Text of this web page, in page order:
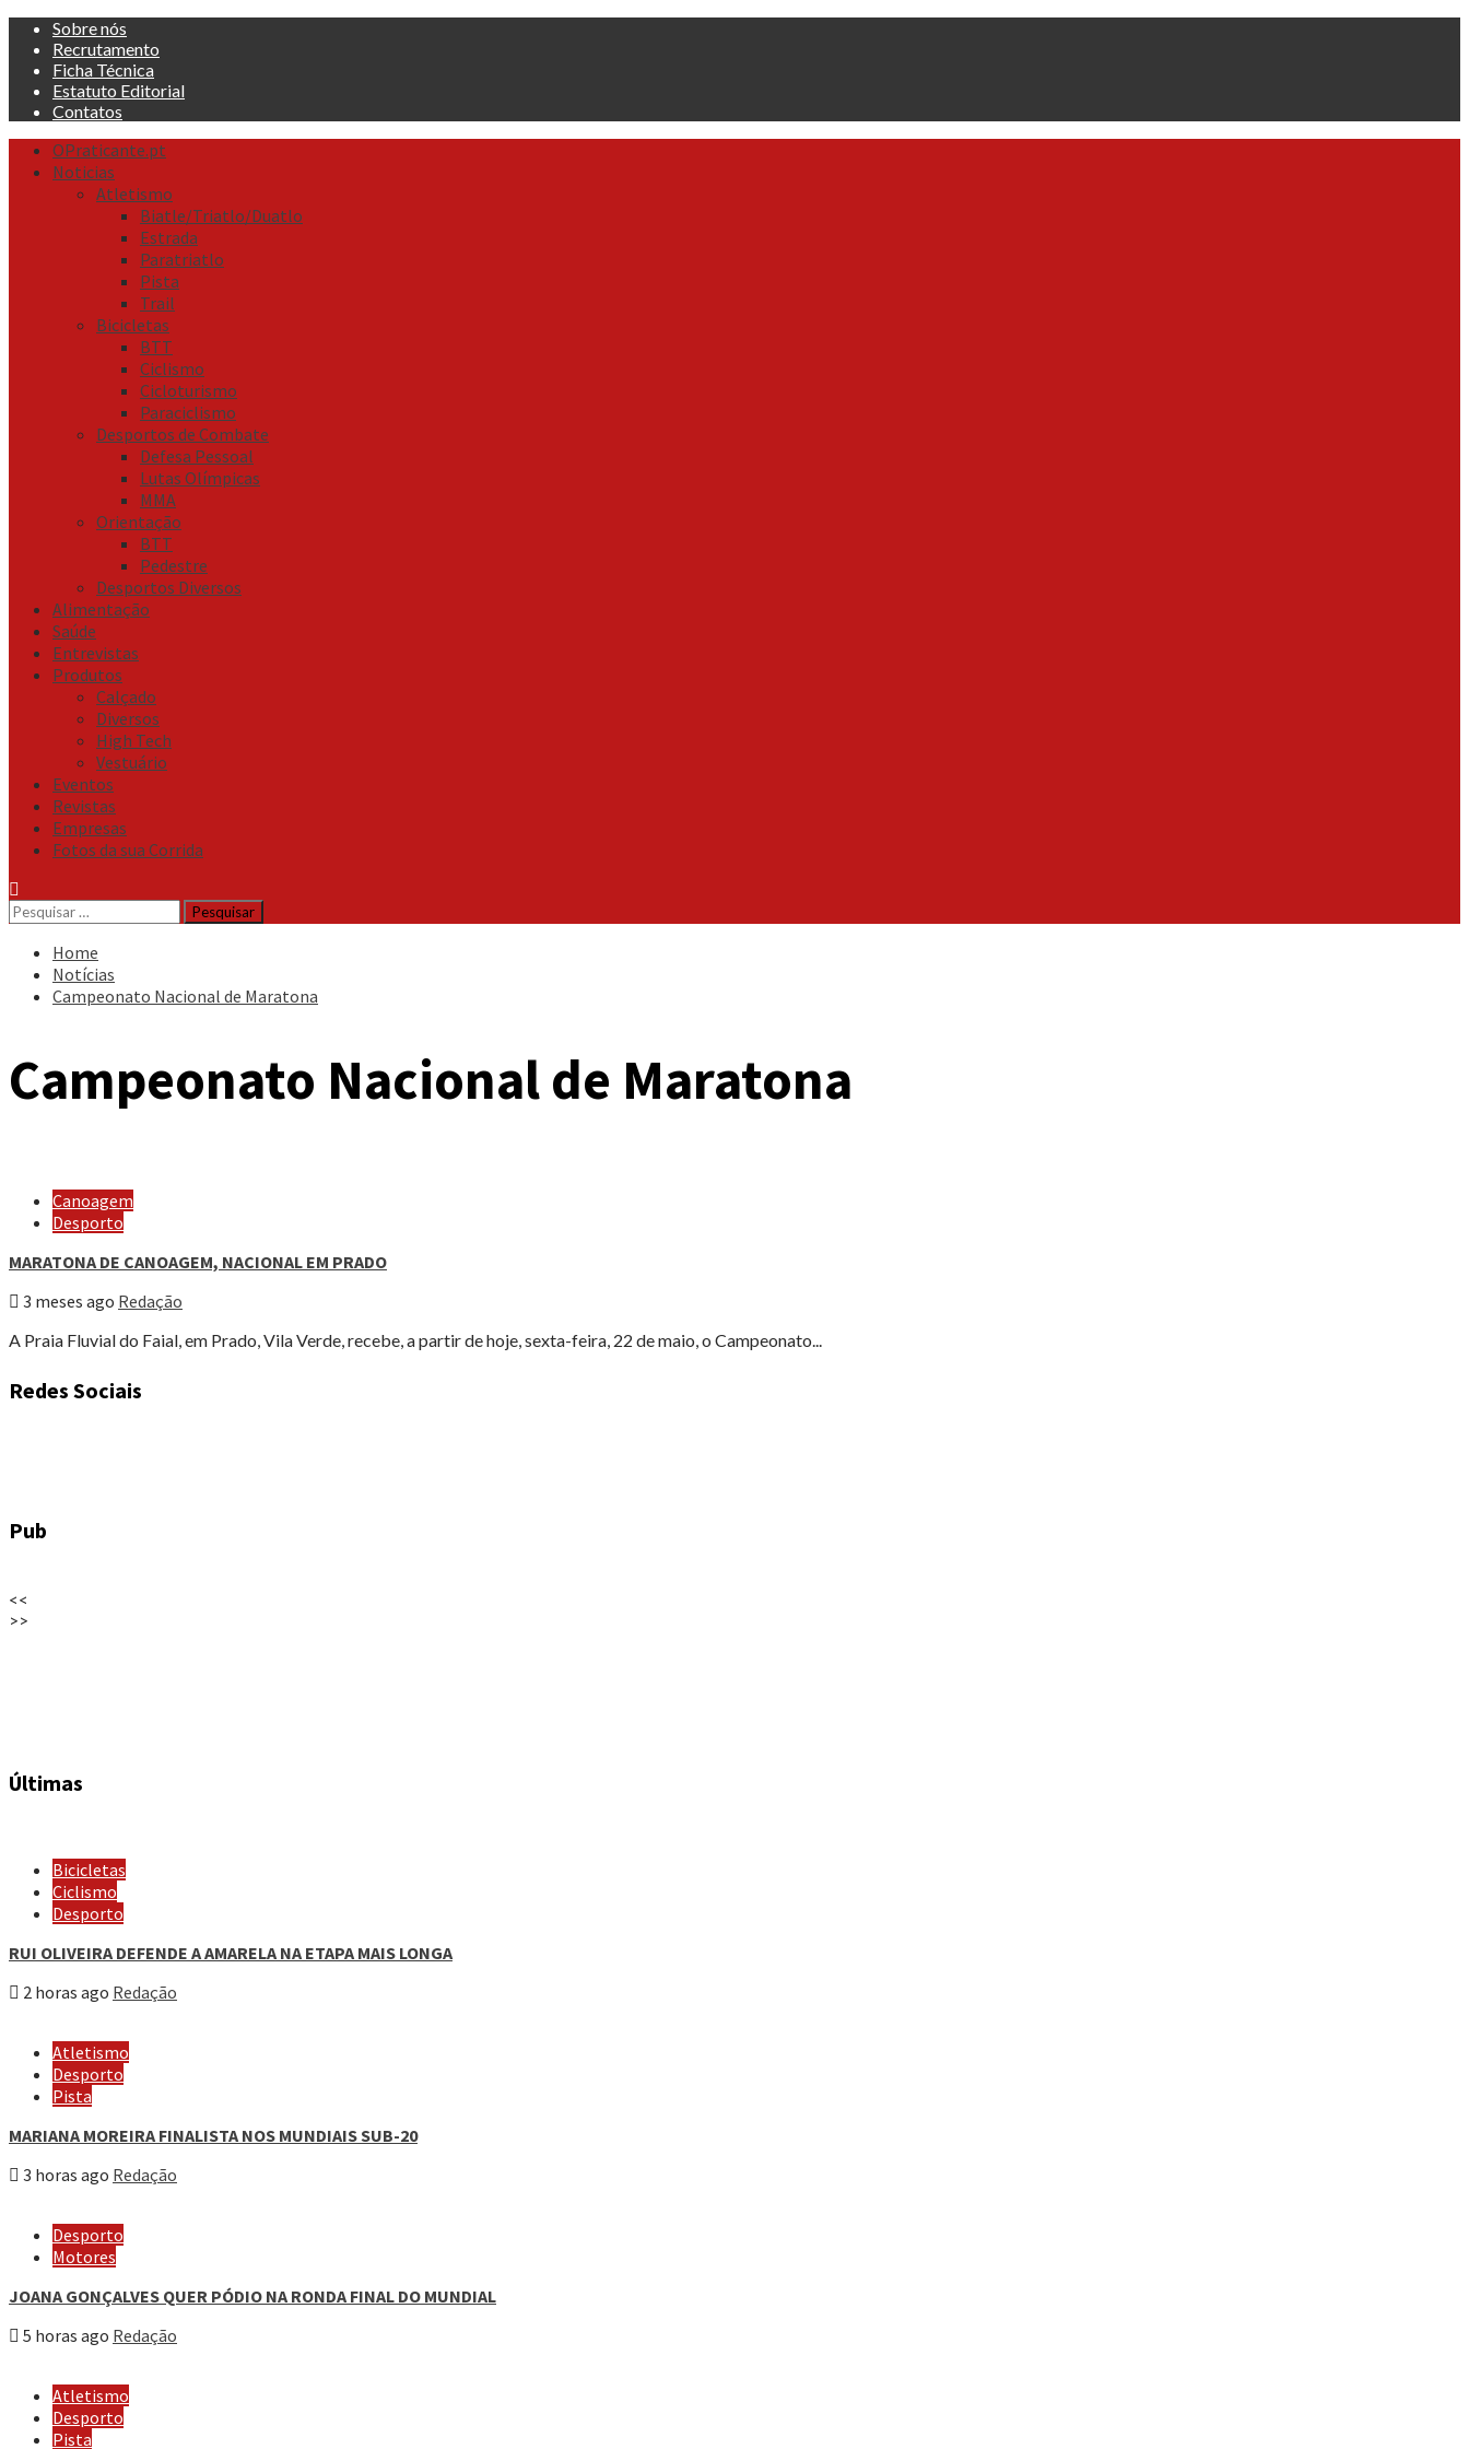
Skip
content
Sobre nós
Recrutamento
Ficha Técnica
Estatuto Editorial
Contatos
Primary
Menu
OPraticante.pt
Noticias
Atletismo
Biatle/Triatlo/Duatlo
Estrada
Paratriatlo
Pista
Trail
Bicicletas
BTT
Ciclismo
Cicloturismo
Paraciclismo
Desportos de Combate
Defesa Pessoal
Lutas Olímpicas
MMA
Orientação
BTT
Pedestre
Desportos Diversos
Alimentação
Saúde
Entrevistas
Produtos
Calçado
Diversos
High Tech
Vestuário
Eventos
Revistas
Empresas
Fotos da sua Corrida
Pesquisar
por:
Home
Notícias
Campeonato Nacional de Maratona
Campeonato Nacional de Maratona
Canoagem
Desporto
MARATONA DE CANOAGEM, NACIONAL EM PRADO
3 meses ago Redação
A Praia Fluvial do Faial, em Prado, Vila Verde, recebe, a partir de hoje, sexta-feira, 22 de maio, o Campeonato...
Redes Sociais
Pub
<<
>>
Últimas
Bicicletas
Ciclismo
Desporto
RUI OLIVEIRA DEFENDE A AMARELA NA ETAPA MAIS LONGA
2 horas ago Redação
Atletismo
Desporto
Pista
MARIANA MOREIRA FINALISTA NOS MUNDIAIS SUB-20
3 horas ago Redação
Desporto
Motores
JOANA GONÇALVES QUER PÓDIO NA RONDA FINAL DO MUNDIAL
5 horas ago Redação
Atletismo
Desporto
Pista